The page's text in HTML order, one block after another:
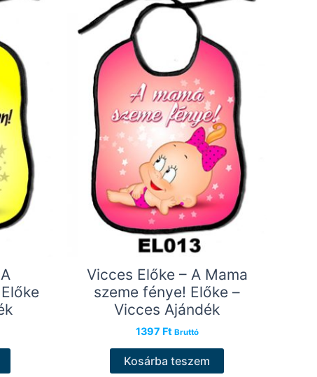
Vicces Előke – A Mama
szeme fénye! Előke –
Vicces Ajándék
1397 Ft Bruttó
Kosárba teszem